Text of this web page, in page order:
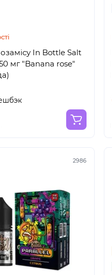
In Bottle Salt
мг "Banana rose"
2986